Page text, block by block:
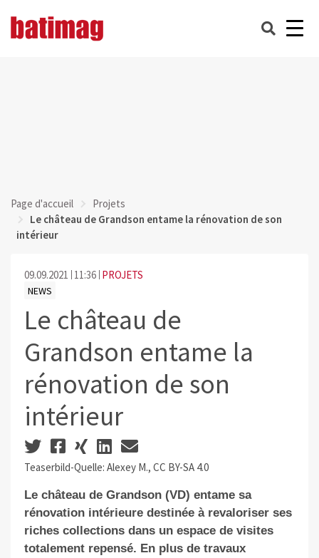
Page d'accueil
Projets
Le château de Grandson entame la rénovation de son
intérieur
09.09.2021 11:36 PROJETS
NEWS
Le château de
Grandson entame la
rénovation de son
intérieur
Teaserbild-Quelle: Alexey M., CC BY-SA 4.0
Le château de Grandson (VD) entame sa
rénovation intérieure destinée à revaloriser ses
riches collections dans un espace de visites
totalement repensé. En plus de travaux